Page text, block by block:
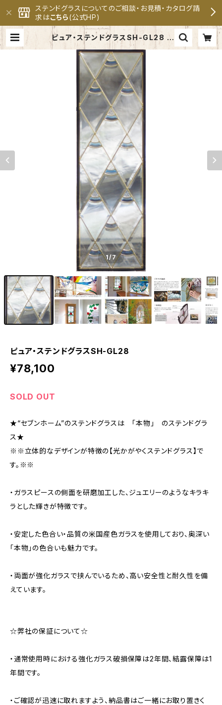
ステンドグラスについてのご相談・お見積・カタログ請
求はこちら(公式HP)
ピュア・ステンドグラスSH-GL28 |
セブンホーム ステンドグラス専門メ
ーカー 公式オンラインショップ
1/7
ピュア・ステンドグラスSH-GL28
¥78,100
SOLD OUT
★“セブンホーム”のステンドグラスは 「本物」 のステンドグラ
ス★
※※立体的なデザインが特徴の【光かがやくステンドグラス】で
す。※※
・ガラスピースの側面を研磨加工した、ジュエリーのようなキラキ
ラとした輝きが特徴です。
・安定した色合い・品質の米国産色ガラスを使用しており、奥深い
「本物」の色合いも魅力です。
・両面が強化ガラスで挟んでいるため、高い安全性と耐久性を備
えています。
☆弊社の保証について☆
・通常使用時における強化ガラス破損保障は2年間、結露保障は1
年間です。
・ご確認が迅速に取れますよう、納品書はご一緒にお取り置きく